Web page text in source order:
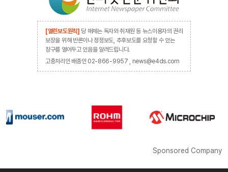
[열린보도원칙] 당 매체는 독자와 취재원 등 뉴스이용자의 권리
보장을 위해 반론이나 정정보도, 추후보도를 요청할 수 있는
창구를 열어두고 있음을 알려드립니다.
고충처리인 배종인 02-866-9957 , news@e4ds.com
Sponsored Company